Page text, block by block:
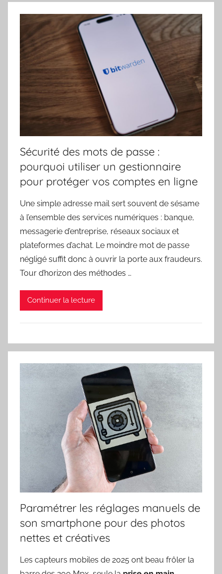
Sécurité des mots de passe :
pourquoi utiliser un gestionnaire
pour protéger vos comptes en ligne
Une simple adresse mail sert souvent de sésame
à l’ensemble des services numériques : banque,
messagerie d’entreprise, réseaux sociaux et
plateformes d’achat. Le moindre mot de passe
négligé suffit donc à ouvrir la porte aux fraudeurs.
Tour d’horizon des méthodes …
Continuer la lecture
Paramétrer les réglages manuels de
son smartphone pour des photos
nettes et créatives
Les capteurs mobiles de 2025 ont beau frôler la